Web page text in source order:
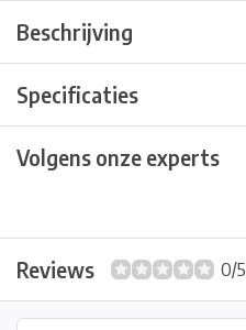
Beschrijving
Specificaties
Volgens onze experts
Reviews 0/5